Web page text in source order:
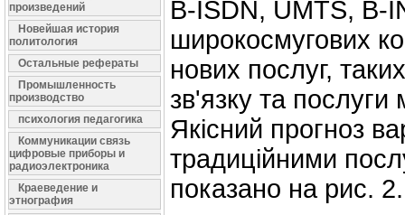
произведений
Новейшая история
политология
Остальные рефераты
Промышленность
производство
психология педагогика
Коммуникации связь
цифровые приборы и
радиоэлектроника
Краеведение и
этнография
B-ISDN, UMTS, B-
широкосмугових
нових послуг,
зв'язку та
Якісний прогноз
традиційними
показано на рис. 2.